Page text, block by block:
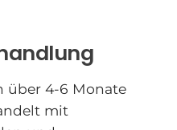
über 4-6 Monate
mit